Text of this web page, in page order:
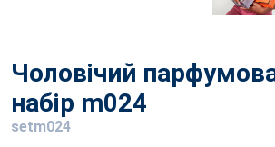
Чоловічий
набір m024
setm024